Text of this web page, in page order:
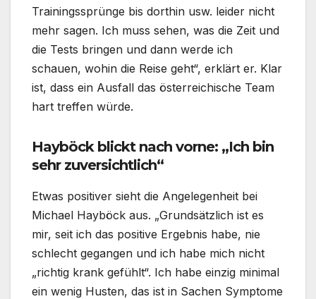
Trainingssprünge bis dorthin usw. leider nicht
mehr sagen. Ich muss sehen, was die Zeit und
die Tests bringen und dann werde ich
schauen, wohin die Reise geht“, erklärt er. Klar
ist, dass ein Ausfall das österreichische Team
hart treffen würde.
Hayböck blickt nach vorne: „Ich bin
sehr zuversichtlich“
Etwas positiver sieht die Angelegenheit bei
Michael Hayböck aus. „Grundsätzlich ist es
mir, seit ich das positive Ergebnis habe, nie
schlecht gegangen und ich habe mich nicht
„richtig krank gefühlt“. Ich habe einzig minimal
ein wenig Husten, das ist in Sachen Symptome